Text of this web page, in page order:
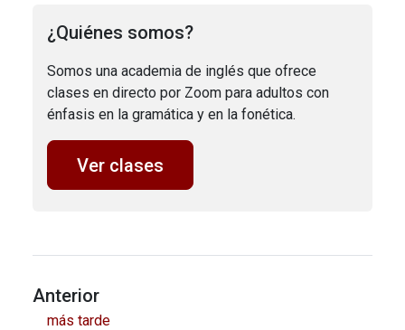
¿Quiénes somos?
Somos una academia de inglés que ofrece
clases en directo por Zoom para adultos con
énfasis en la gramática y en la fonética.
Ver clases
Anterior
más tarde